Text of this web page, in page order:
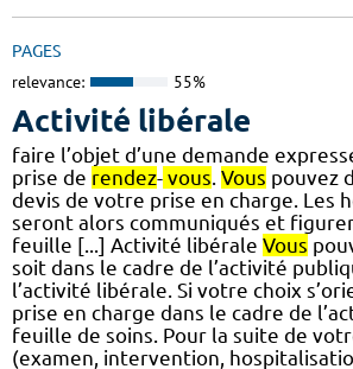
PAGES
relevance: 55%
Activité libérale
faire l’objet d’une demande
prise de rendez- vous. Vous pouvez
devis de votre prise en charge. Les
seront alors communiqués et
feuille [...] Activité libérale Vous
soit dans le cadre de l’activité
l’activité libérale. Si votre choix
prise en charge dans le cadre de
feuille de soins. Pour la suite de
(examen, intervention,